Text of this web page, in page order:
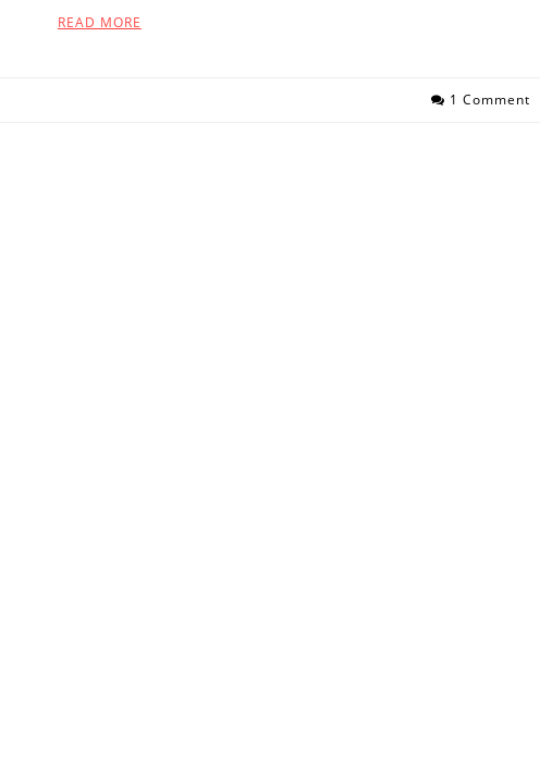
READ MORE
1 Comment